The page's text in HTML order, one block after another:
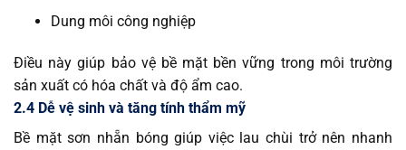
Dung môi công nghiệp
Điều này giúp bảo vệ bề mặt bền vững trong môi trường
sản xuất có hóa chất và độ ẩm cao.
2.4 Dễ vệ sinh và tăng tính thẩm mỹ
Bề mặt sơn nhẵn bóng giúp việc lau chùi trở nên nhanh